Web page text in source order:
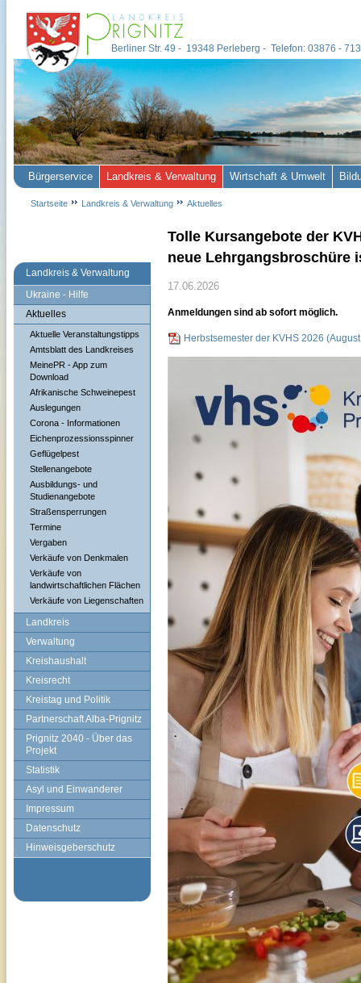
Landkreis & Verwaltung
Ukraine - Hilfe
Aktuelles
Aktuelle Veranstaltungstipps
Amtsblatt des Landkreises
MeinePR - App zum
Download
Afrikanische Schweinepest
Auslegungen
Corona - Informationen
Eichenprozessionsspinner
Geflügelpest
Stellenangebote
Ausbildungs- und
Studienangebote
Straßensperrungen
Termine
Vergaben
Verkäufe von Denkmalen
Verkäufe von
landwirtschaftlichen Flächen
Verkäufe von Liegenschaften
Landkreis
Verwaltung
Kreishaushalt
Kreisrecht
Kreistag und Politik
Partnerschaft Alba-Prignitz
Prignitz 2040 - Über das
Projekt
Statistik
Asyl und Einwanderer
Impressum
Datenschutz
Hinweisgeberschutz
Tolle Kursangebote der
neue Lehrgangsbroschüre
17.06.2026
Anmeldungen sind ab sofort möglich.
Herbstsemester der KVHS 2026
Berliner Str. 49 - 19348 Perleberg - Telefon: 03876 -
Bürgerservice Landkreis & Verwaltung Wirtschaft & Umwelt
Startseite Landkreis & Verwaltung Aktuelles